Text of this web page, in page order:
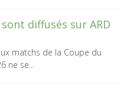
sont diffusés sur ARD
matchs de la Coupe du
ne se...